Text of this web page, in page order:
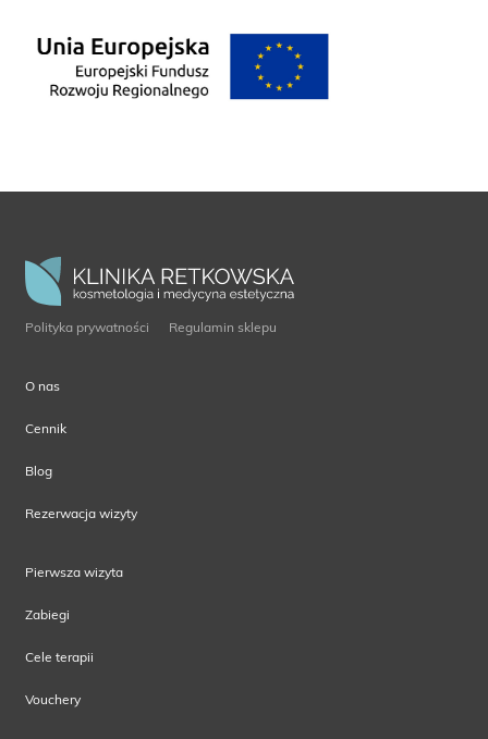
Polityka prywatności Regulamin sklepu
O nas
Cennik
Blog
Rezerwacja wizyty
Pierwsza wizyta
Zabiegi
Cele terapii
Vouchery